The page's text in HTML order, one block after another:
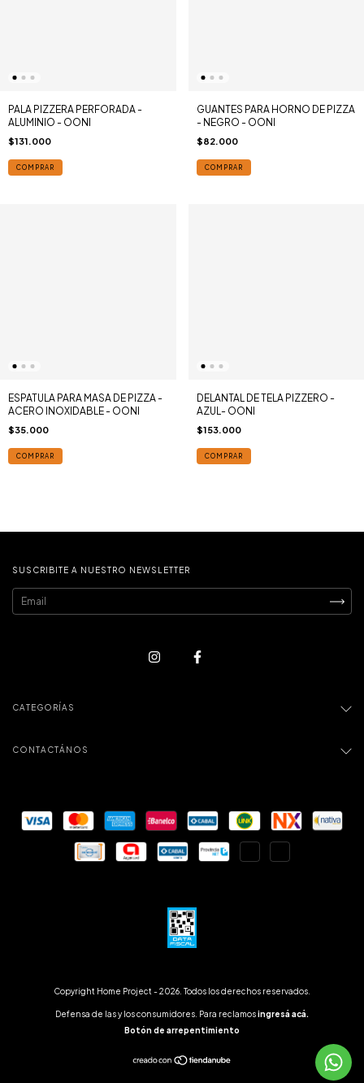
PALA PIZZERA PERFORADA -
ALUMINIO - OONI
$131.000
COMPRAR
GUANTES PARA HORNO DE PIZZA
- NEGRO - OONI
$82.000
COMPRAR
ESPATULA PARA MASA DE PIZZA -
ACERO INOXIDABLE - OONI
$35.000
COMPRAR
DELANTAL DE TELA PIZZERO -
AZUL- OONI
$153.000
COMPRAR
SUSCRIBITE A NUESTRO NEWSLETTER
CATEGORÍAS
CONTACTÁNOS
Copyright Home Project - 2026. Todos los derechos reservados.
Defensa de las y los consumidores. Para reclamosingresá acá.
Botón de arrepentimiento